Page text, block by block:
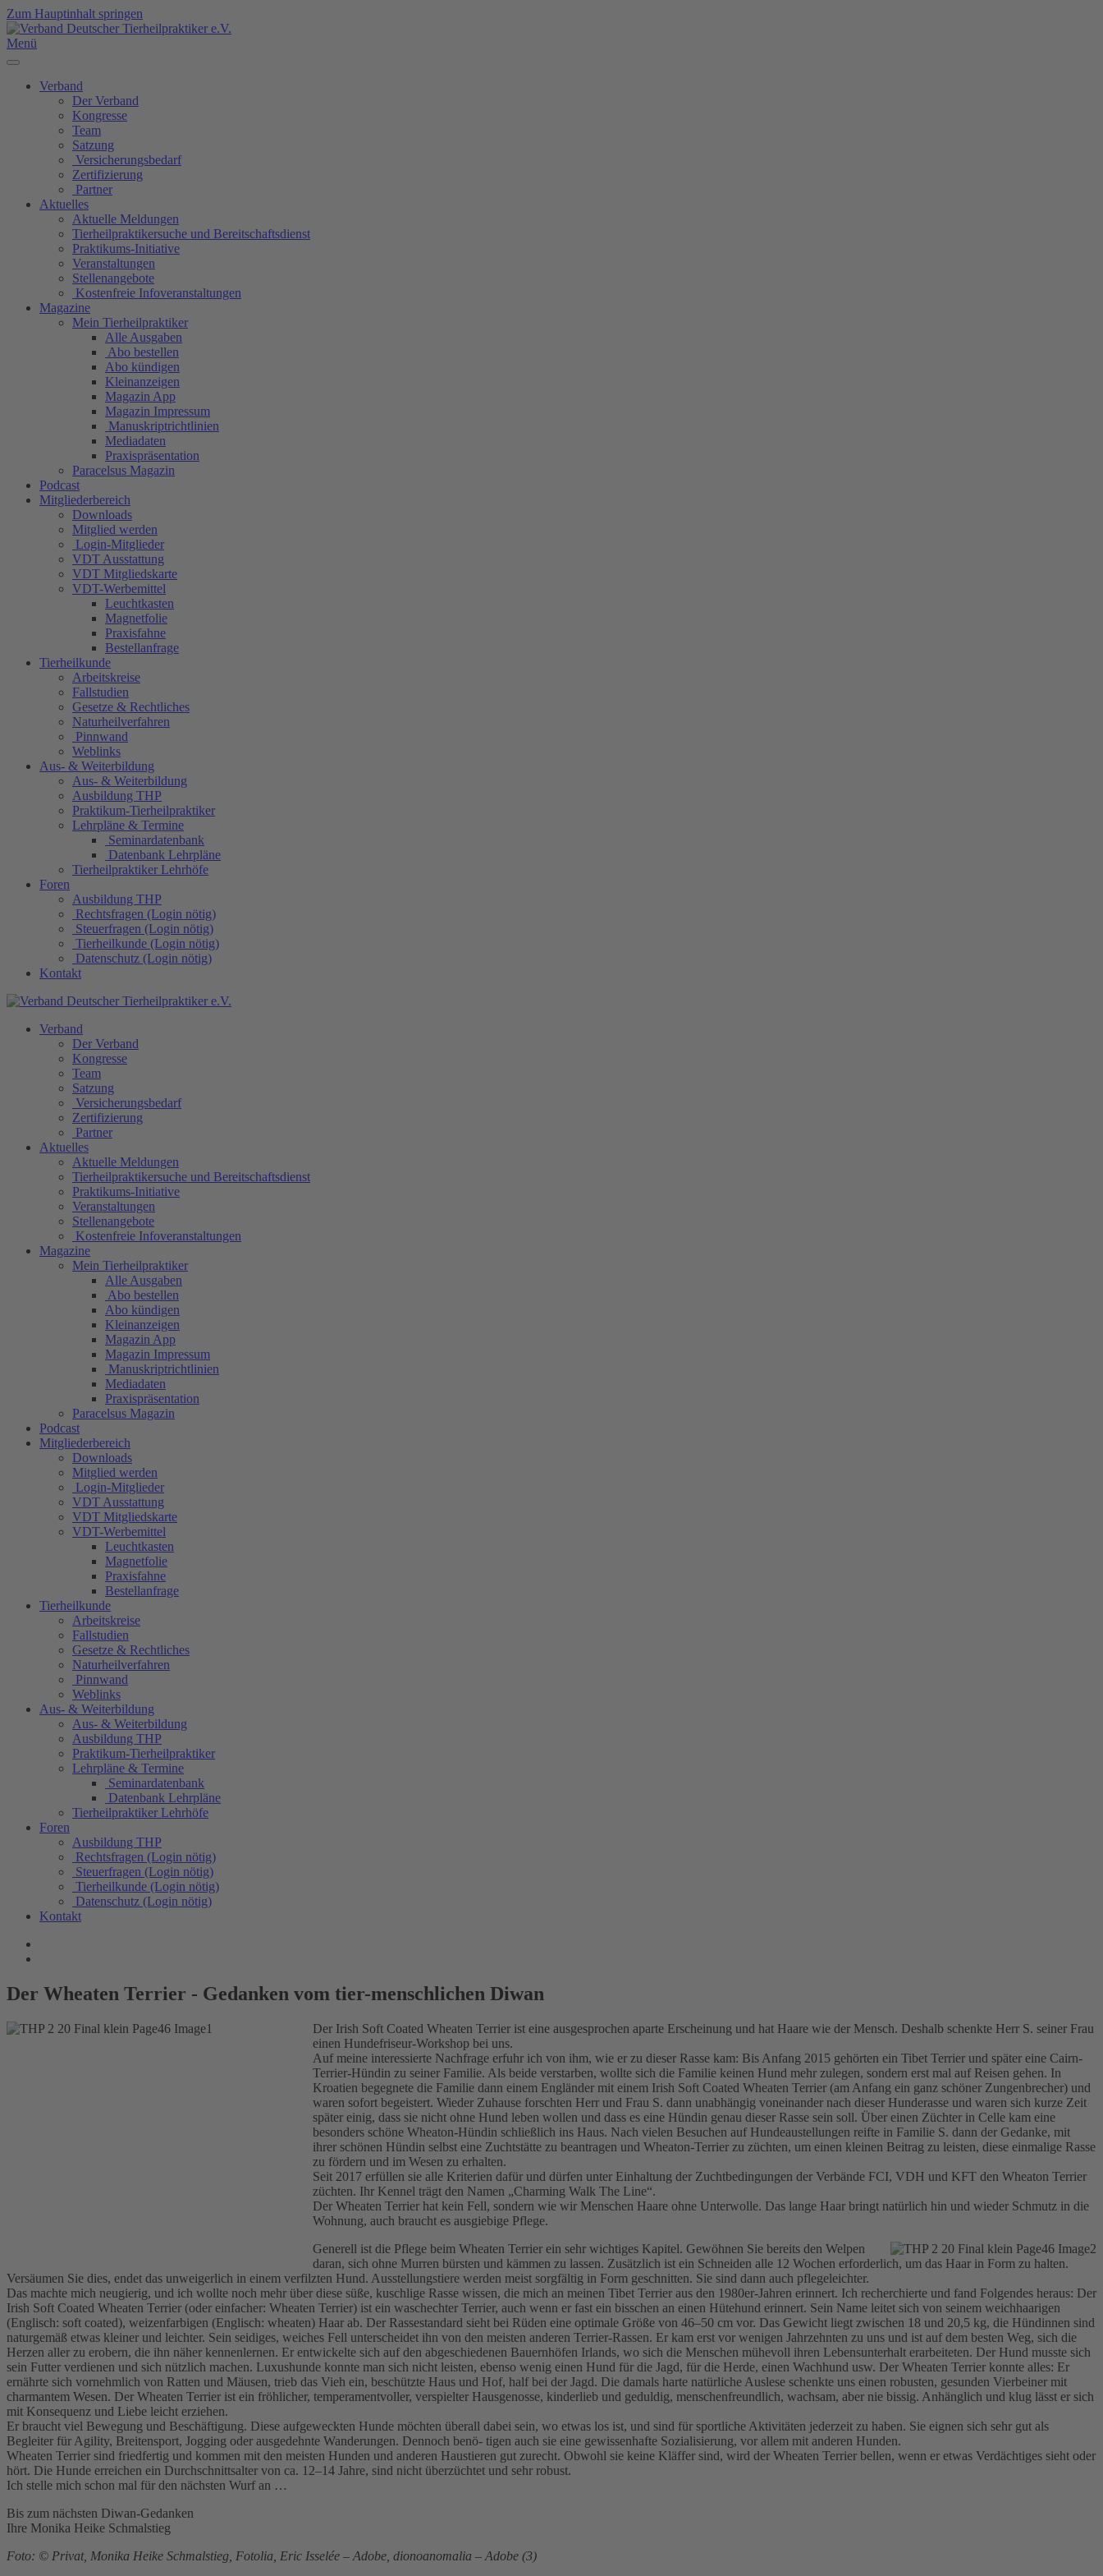
Zum Hauptinhalt springen
Menü
Verband
Der Verband
Kongresse
Team
Satzung
Versicherungsbedarf
Zertifizierung
Partner
Aktuelles
Aktuelle Meldungen
Tierheilpraktikersuche und Bereitschaftsdienst
Praktikums-Initiative
Veranstaltungen
Stellenangebote
Kostenfreie Infoveranstaltungen
Magazine
Mein Tierheilpraktiker
Alle Ausgaben
Abo bestellen
Abo kündigen
Kleinanzeigen
Magazin App
Magazin Impressum
Manuskriptrichtlinien
Mediadaten
Praxispräsentation
Paracelsus Magazin
Podcast
Mitgliederbereich
Downloads
Mitglied werden
Login-Mitglieder
VDT Ausstattung
VDT Mitgliedskarte
VDT-Werbemittel
Leuchtkasten
Magnetfolie
Praxisfahne
Bestellanfrage
Tierheilkunde
Arbeitskreise
Fallstudien
Gesetze & Rechtliches
Naturheilverfahren
Pinnwand
Weblinks
Aus- & Weiterbildung
Aus- & Weiterbildung
Ausbildung THP
Praktikum-Tierheilpraktiker
Lehrpläne & Termine
Seminardatenbank
Datenbank Lehrpläne
Tierheilpraktiker Lehrhöfe
Foren
Ausbildung THP
Rechtsfragen (Login nötig)
Steuerfragen (Login nötig)
Tierheilkunde (Login nötig)
Datenschutz (Login nötig)
Kontakt
Verband
Der Verband
Kongresse
Team
Satzung
Versicherungsbedarf
Zertifizierung
Partner
Aktuelles
Aktuelle Meldungen
Tierheilpraktikersuche und Bereitschaftsdienst
Praktikums-Initiative
Veranstaltungen
Stellenangebote
Kostenfreie Infoveranstaltungen
Magazine
Mein Tierheilpraktiker
Alle Ausgaben
Abo bestellen
Abo kündigen
Kleinanzeigen
Magazin App
Magazin Impressum
Manuskriptrichtlinien
Mediadaten
Praxispräsentation
Paracelsus Magazin
Podcast
Mitgliederbereich
Downloads
Mitglied werden
Login-Mitglieder
VDT Ausstattung
VDT Mitgliedskarte
VDT-Werbemittel
Leuchtkasten
Magnetfolie
Praxisfahne
Bestellanfrage
Tierheilkunde
Arbeitskreise
Fallstudien
Gesetze & Rechtliches
Naturheilverfahren
Pinnwand
Weblinks
Aus- & Weiterbildung
Aus- & Weiterbildung
Ausbildung THP
Praktikum-Tierheilpraktiker
Lehrpläne & Termine
Seminardatenbank
Datenbank Lehrpläne
Tierheilpraktiker Lehrhöfe
Foren
Ausbildung THP
Rechtsfragen (Login nötig)
Steuerfragen (Login nötig)
Tierheilkunde (Login nötig)
Datenschutz (Login nötig)
Kontakt
Der Wheaten Terrier - Gedanken vom tier-menschlichen Diwan
Der Irish Soft Coated Wheaten Terrier ist eine ausgesprochen aparte Erscheinung und hat Haare wie der Mensch. Deshalb schenkte Herr S. seiner Frau
einen Hundefriseur-Workshop bei uns.
Auf meine interessierte Nachfrage erfuhr ich von ihm, wie er zu dieser Rasse kam: Bis Anfang 2015 gehörten ein Tibet Terrier und später eine Cairn-
Terrier-Hündin zu seiner Familie. Als beide verstarben, wollte sich die Familie keinen Hund mehr zulegen, sondern erst mal auf Reisen gehen. In
Kroatien begegnete die Familie dann einem Engländer mit einem Irish Soft Coated Wheaten Terrier (am Anfang ein ganz schöner Zungenbrecher) und
waren sofort begeistert. Wieder Zuhause forschten Herr und Frau S. dann unabhängig voneinander nach dieser Hunderasse und waren sich kurze Zeit
später einig, dass sie nicht ohne Hund leben wollen und dass es eine Hündin genau dieser Rasse sein soll. Über einen Züchter in Celle kam eine
besonders schöne Wheaton-Hündin schließlich ins Haus. Nach vielen Besuchen auf Hundeaustellungen reifte in Familie S. dann der Gedanke, mit
ihrer schönen Hündin selbst eine Zuchtstätte zu beantragen und Wheaton-Terrier zu züchten, um einen kleinen Beitrag zu leisten, diese einmalige Rasse
zu fördern und im Wesen zu erhalten.
Seit 2017 erfüllen sie alle Kriterien dafür und dürfen unter Einhaltung der Zuchtbedingungen der Verbände FCI, VDH und KFT den Wheaton Terrier
züchten. Ihr Kennel trägt den Namen „Charming Walk The Line“.
Der Wheaten Terrier hat kein Fell, sondern wie wir Menschen Haare ohne Unterwolle. Das lange Haar bringt natürlich hin und wieder Schmutz in die
Wohnung, auch braucht es ausgiebige Pflege.
Generell ist die Pflege beim Wheaten Terrier ein sehr wichtiges Kapitel. Gewöhnen Sie bereits den Welpen
daran, sich ohne Murren bürsten und kämmen zu lassen. Zusätzlich ist ein Schneiden alle 12 Wochen erforderlich, um das Haar in Form zu halten.
Versäumen Sie dies, endet das unweigerlich in einem verfilzten Hund. Ausstellungstiere werden meist sorgfältig in Form geschnitten. Sie sind dann auch pflegeleichter.
Das machte mich neugierig, und ich wollte noch mehr über diese süße, kuschlige Rasse wissen, die mich an meinen Tibet Terrier aus den 1980er-Jahren erinnert. Ich recherchierte und fand Folgendes heraus: Der
Irish Soft Coated Wheaten Terrier (oder einfacher: Wheaten Terrier) ist ein waschechter Terrier, auch wenn er fast ein bisschen an einen Hütehund erinnert. Sein Name leitet sich von seinem weichhaarigen
(Englisch: soft coated), weizenfarbigen (Englisch: wheaten) Haar ab. Der Rassestandard sieht bei Rüden eine optimale Größe von 46–50 cm vor. Das Gewicht liegt zwischen 18 und 20,5 kg, die Hündinnen sind
naturgemäß etwas kleiner und leichter. Sein seidiges, weiches Fell unterscheidet ihn von den meisten anderen Terrier-Rassen. Er kam erst vor wenigen Jahrzehnten zu uns und ist auf dem besten Weg, sich die
Herzen aller zu erobern, die ihn näher kennenlernen. Er entwickelte sich auf den abgeschiedenen Bauernhöfen Irlands, wo sich die Menschen mühevoll ihren Lebensunterhalt erarbeiteten. Der Hund musste sich
sein Futter verdienen und sich nützlich machen. Luxushunde konnte man sich nicht leisten, ebenso wenig einen Hund für die Jagd, für die Herde, einen Wachhund usw. Der Wheaten Terrier konnte alles: Er
ernährte sich vornehmlich von Ratten und Mäusen, trieb das Vieh ein, beschützte Haus und Hof, half bei der Jagd. Die damals harte natürliche Auslese schenkte uns einen robusten, gesunden Vierbeiner mit
charmantem Wesen. Der Wheaten Terrier ist ein fröhlicher, temperamentvoller, verspielter Hausgenosse, kinderlieb und geduldig, menschenfreundlich, wachsam, aber nie bissig. Anhänglich und klug lässt er sich
mit Konsequenz und Liebe leicht erziehen.
Er braucht viel Bewegung und Beschäftigung. Diese aufgeweckten Hunde möchten überall dabei sein, wo etwas los ist, und sind für sportliche Aktivitäten jederzeit zu haben. Sie eignen sich sehr gut als
Begleiter für Agility, Breitensport, Jogging oder ausgedehnte Wanderungen. Dennoch benö- tigen auch sie eine gewissenhafte Sozialisierung, vor allem mit anderen Hunden.
Wheaten Terrier sind friedfertig und kommen mit den meisten Hunden und anderen Haustieren gut zurecht. Obwohl sie keine Kläffer sind, wird der Wheaten Terrier bellen, wenn er etwas Verdächtiges sieht oder
hört. Die Hunde erreichen ein Durchschnittsalter von ca. 12–14 Jahre, sind nicht überzüchtet und sehr robust.
Ich stelle mich schon mal für den nächsten Wurf an …
Bis zum nächsten Diwan-Gedanken
Ihre Monika Heike Schmalstieg
Foto: © Privat, Monika Heike Schmalstieg, Fotolia, Eric Isselée – Adobe, dionoanomalia – Adobe (3)